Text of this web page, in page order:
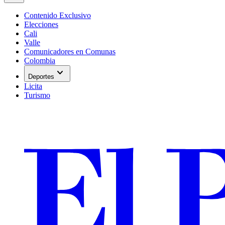
Contenido Exclusivo
Elecciones
Cali
Valle
Comunicadores en Comunas
Colombia
Deportes expand_more
Licita
Turismo